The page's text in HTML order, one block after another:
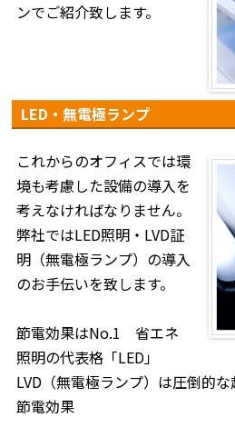
ンでご紹介致します。
LED・無電極ランプ
これからのオフィスでは環
境も考慮した設備の導入を
考えなければなりません。
弊社ではLED照明・LVD証
明（無電極ランプ）の導入
のお手伝いを致します。
節電効果はNo.1 省エネ
照明の代表格「LED」
LVD（無電極ランプ）は圧倒的
節電効果